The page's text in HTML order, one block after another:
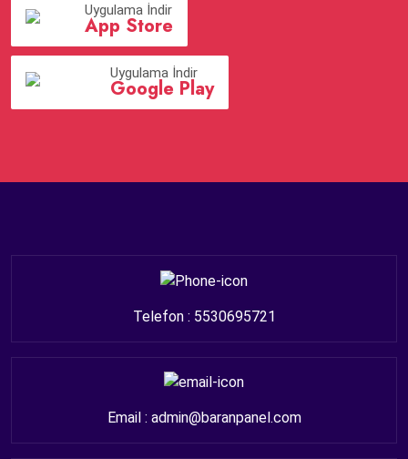
Uygulama İndir
App Store
Uygulama İndir
Google Play
Telefon : 5530695721
Email : admin@baranpanel.com